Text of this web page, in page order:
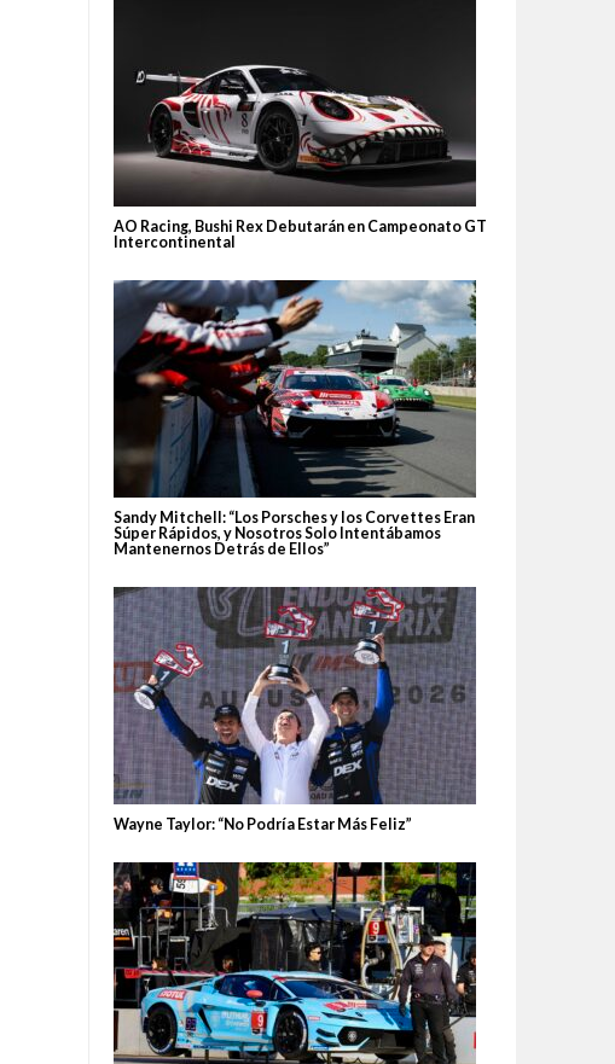
AO Racing, Bushi Rex Debutarán en Campeonato GT
Intercontinental
Sandy Mitchell: “Los Porsches y los Corvettes Eran
Súper Rápidos, y Nosotros Solo Intentábamos
Mantenernos Detrás de Ellos”
Wayne Taylor: “No Podría Estar Más Feliz”